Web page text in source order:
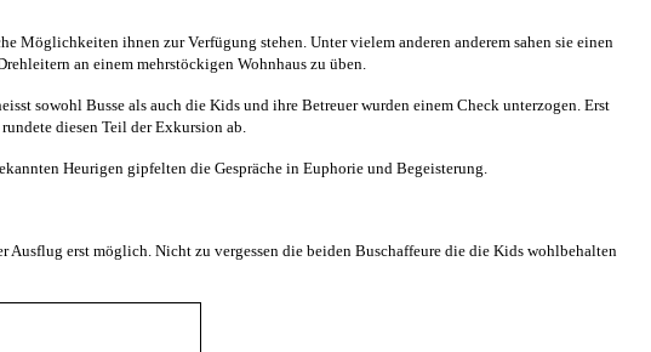
Möglichkeiten ihnen zur Verfügung stehen. Unter vielem anderen anderem sahen sie einen
an einem mehrstöckigen Wohnhaus zu üben.
sowohl Busse als auch die Kids und ihre Betreuer wurden einem Check unterzogen. Erst
diesen Teil der Exkursion ab.
Heurigen gipfelten die Gespräche in Euphorie und Begeisterung.
erst möglich. Nicht zu vergessen die beiden Buschaffeure die die Kids wohlbehalten